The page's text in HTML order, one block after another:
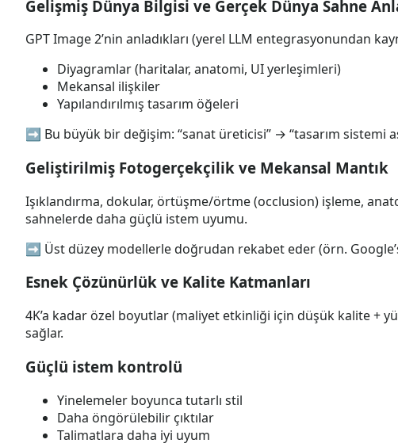
Gelişmiş Dünya Bilgisi ve Gerçek Dünya Sahne
GPT Image 2’nin anladıkları (yerel LLM entegrasyonundan
Diyagramlar (haritalar, anatomi, UI yerleşimleri)
Mekansal ilişkiler
Yapılandırılmış tasarım öğeleri
➡️ Bu büyük bir değişim: “sanat üreticisi” → “tasarım sistemi
Geliştirilmiş Fotogerçekçilik ve Mekansal Mantık
Işıklandırma, dokular, örtüşme/örtme (occlusion) işleme,
sahnelerde daha güçlü istem uyumu.
➡️ Üst düzey modellerle doğrudan rekabet eder (örn.
Esnek Çözünürlük ve Kalite Katmanları
4K’a kadar özel boyutlar (maliyet etkinliği için düşük kalite +
sağlar.
Güçlü istem kontrolü
Yinelemeler boyunca tutarlı stil
Daha öngörülebilir çıktılar
Talimatlara daha iyi uyum